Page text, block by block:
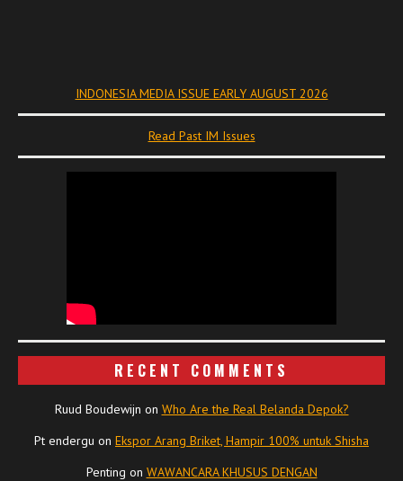
INDONESIA MEDIA ISSUE EARLY AUGUST 2026
Read Past IM Issues
RECENT COMMENTS
Ruud Boudewijn on Who Are the Real Belanda Depok?
Pt endergu on Ekspor Arang Briket, Hampir 100% untuk Shisha
Penting on WAWANCARA KHUSUS DENGAN